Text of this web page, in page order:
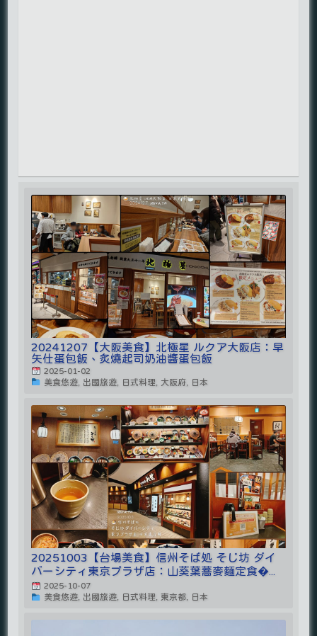
20241207【大阪美食】北極星 ルクア大阪店：早
矢仕蛋包飯、炙燒起司奶油醬蛋包飯
2025-01-02
美食悠遊, 出國旅遊, 日式料理, 大阪府, 日本
20251003【台場美食】信州そば処 そじ坊 ダイ
バーシティ東京プラザ店：山葵葉蕎麥麵定食�...
2025-10-07
美食悠遊, 出國旅遊, 日式料理, 東京都, 日本